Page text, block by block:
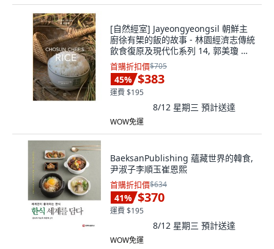
[自然經室] Jayeongyeongsil 朝鮮主
廚徐有榘的飯的故事 - 林園經濟志傳統
飲食復原及現代化系列 14, 郭美瓊 豐
石文化財團 飲食研究所
首購折扣價$705
45% $383
運費 $195
8/12 星期三 預計送達
WOW免運
BaeksanPublishing 蘊藏世界的韓食,
尹淑子李順玉崔恩熙
首購折扣價$634
41% $370
運費 $195
8/12 星期三 預計送達
WOW免運